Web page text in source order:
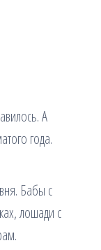
А
года.
Бабы с
лошади с